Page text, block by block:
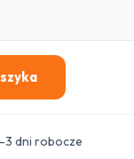
dni robocze